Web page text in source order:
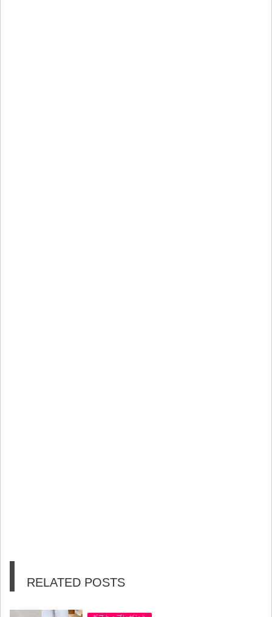
RELATED POSTS